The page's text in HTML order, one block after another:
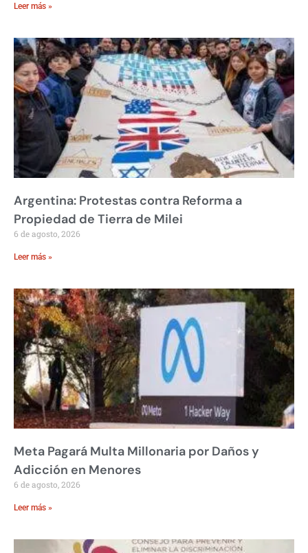
Leer más »
Argentina: Protestas contra Reforma a
Propiedad de Tierra de Milei
6 de agosto, 2026
Leer más »
Meta Pagará Multa Millonaria por Daños y
Adicción en Menores
6 de agosto, 2026
Leer más »